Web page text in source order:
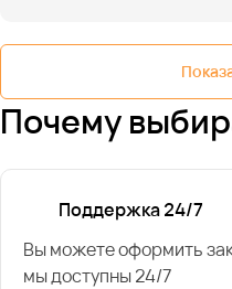
Почему
Поддержка 24/7
Вы можете оформить
мы доступны 24/7